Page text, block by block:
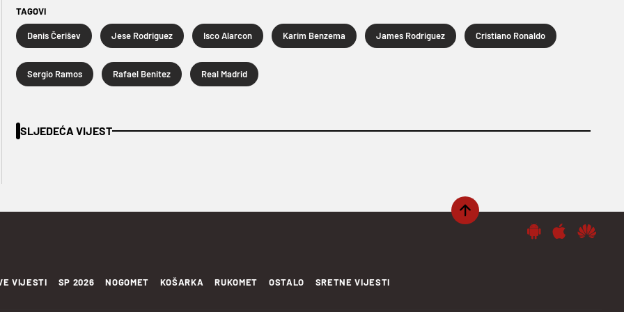
TAGOVI
Denis Čerišev Jese Rodriguez Isco Alarcon Karim Benzema James Rodriguez Cristiano Ronaldo
Sergio Ramos Rafael Benitez Real Madrid
SLJEDEĆA VIJEST
VIJESTI SP 2026 NOGOMET KOŠARKA RUKOMET OSTALO SRETNE VIJESTI